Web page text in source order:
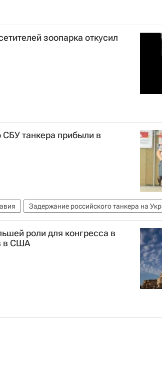
зоопарка откусил
танкера прибыли в
Задержание российского танкера на
роли для конгресса в
в США